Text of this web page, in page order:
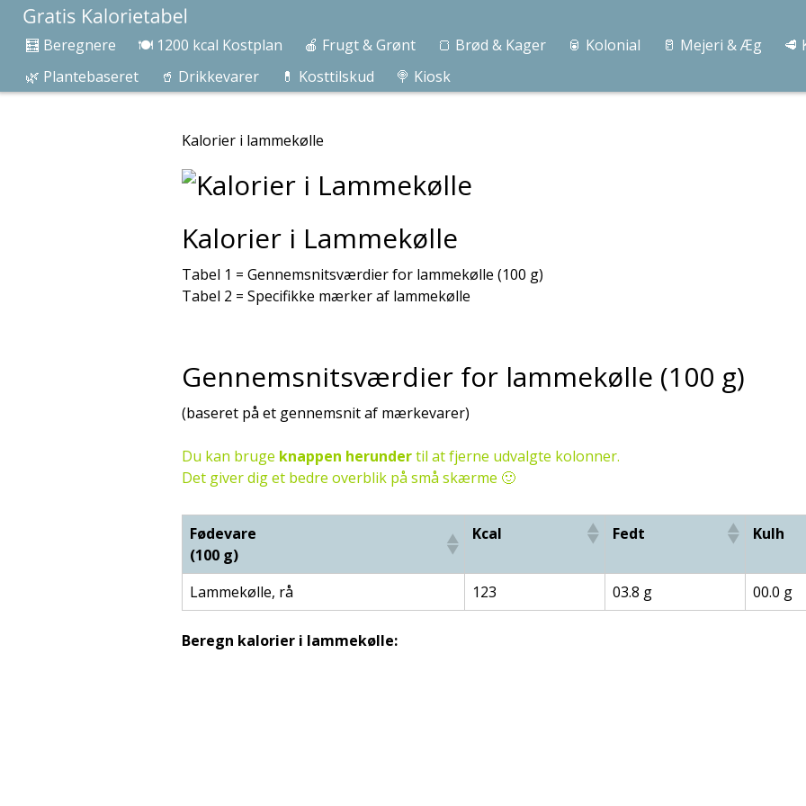
🧮 Beregnere 🍽️ 1200 kcal Kostplan 🍎 Frugt & Grønt 🍞 Brød & Kager 🥫 Kolonial 🥛 Mejeri & Æg 🥩
🌿 Plantebaseret
🥤 Drikkevarer 💊 Kosttilskud 🍭 Kiosk
Kalorier i lammekølle
Kalorier i Lammekølle
Tabel 1 = Gennemsnitsværdier for lammekølle (100 g)
Tabel 2 = Specifikke mærker af lammekølle
Gennemsnitsværdier for lammekølle (100 g)
(baseret på et gennemsnit af mærkevarer)
Du kan bruge knappen herundertil at fjerne udvalgte kolonner.
Det giver dig et bedre overblik på små skærme 🙂
Fødevare
(100 g)
Kcal Fedt Kulh
Lammekølle, rå 123 03.8 g 00.0 g
Beregn kalorier i lammekølle: